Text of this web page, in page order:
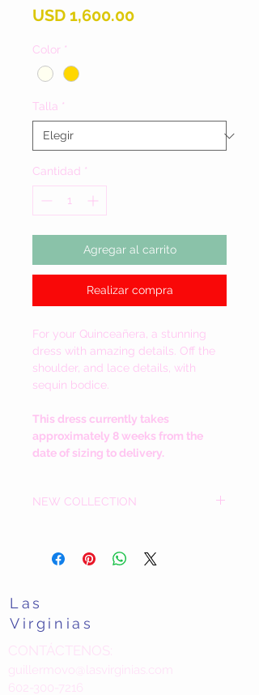
USD 1,600.00Precio
Color *
Talla *
Cantidad *
Agregar al carrito
Realizar compra
For your Quinceañera, a stunning
dress with amazing details. Off the
shoulder, and lace details, with
sequin bodice.
This dress currently takes
approximately 8 weeks from the
date of sizing to delivery.
NEW COLLECTION
Las
Virginias
CONTÁCTENOS:
guillermovo@lasvirginias.com
602-300-7216